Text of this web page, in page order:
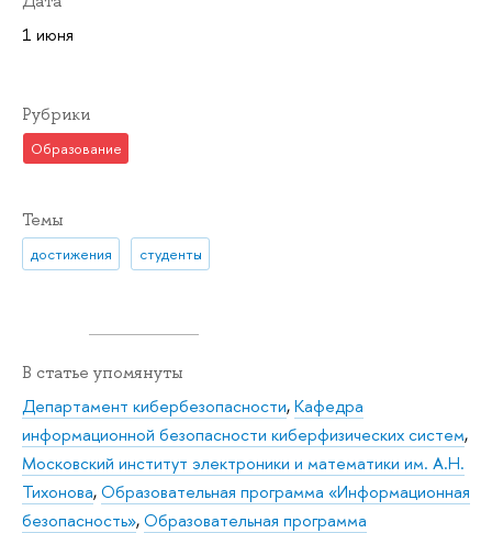
1 июня
Рубрики
Образование
Темы
достижения студенты
В статье упомянуты
Департамент кибербезопасности,Кафедра
информационной безопасности киберфизических систем,
Московский институт электроники и математики им. А.Н.
Тихонова,Образовательная программа «Информационная
безопасность»,Образовательная программа